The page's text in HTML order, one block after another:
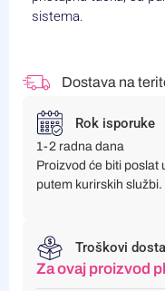
sistema.
Dostava na
Rok isporuke
1-2 radna dana
Proizvod će biti poslat
putem kurirskih službi.
Troškovi
Za ovaj proizvod